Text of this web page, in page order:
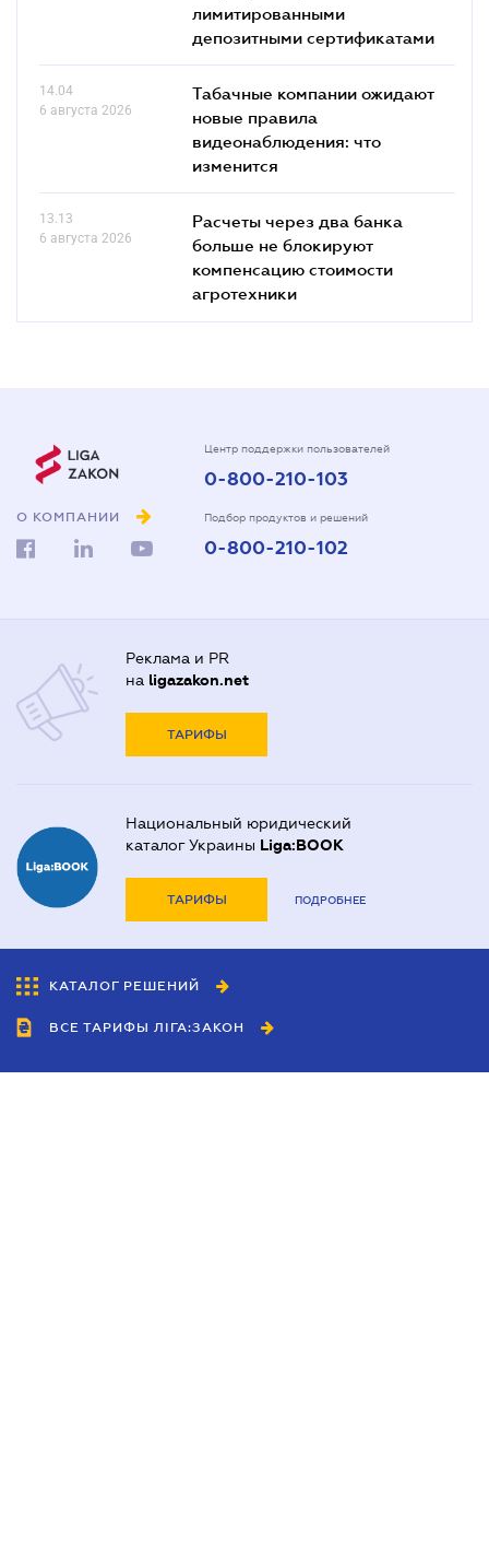
лимитированными
депозитными сертификатами
14.04
6 августа 2026
Табачные компании ожидают
новые правила
видеонаблюдения: что
изменится
13.13
6 августа 2026
Расчеты через два банка
больше не блокируют
компенсацию стоимости
агротехники
О КОМПАНИИ
Центр поддержки пользователей
0-800-210-103
Подбор продуктов и решений
0-800-210-102
Реклама и PR
на ligazakon.net
ТАРИФЫ
Национальный юридический
каталог Украины Liga:BOOK
ТАРИФЫ ПОДРОБНЕЕ
КАТАЛОГ РЕШЕНИЙ
ВСЕ ТАРИФЫ ЛІГА:ЗАКОН